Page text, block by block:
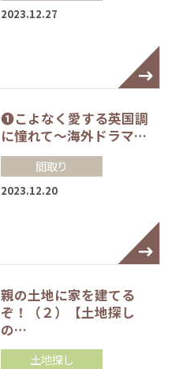
2023.12.27
❶こよなく愛する英国調
に憧れて～海外ドラマ…
間取り
2023.12.20
親の土地に家を建てる
ぞ！（２）【土地探し
の…
土地探し